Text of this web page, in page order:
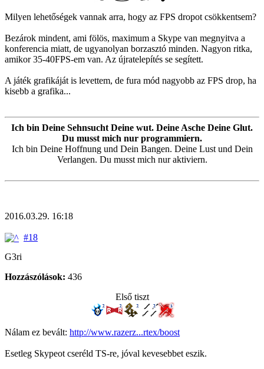
Milyen lehetőségek vannak arra, hogy az FPS dropot csökkentsem?
Bezárok mindent, ami fölös, maximum a Skype van megnyitva a
konferencia miatt, de ugyanolyan borzasztó minden. Nagyon ritka,
amikor 35-40FPS-em van. Az újratelepítés se segített.
A játék grafikáját is levettem, de fura mód nagyobb az FPS drop, ha
kisebb a grafika...
Ich bin Deine Sehnsucht Deine wut. Deine Asche Deine Glut.
Du musst mich nur programmiern.
Ich bin Deine Hoffnung und Dein Bangen. Deine Lust und Dein
Verlangen. Du musst mich nur aktiviern.
2016.03.29. 16:18
#18
G3ri
Hozzászólások: 436
Első tiszt
Nálam ez bevált: http://www.razerz...rtex/boost
Esetleg Skypeot cseréld TS-re, jóval kevesebbet eszik.